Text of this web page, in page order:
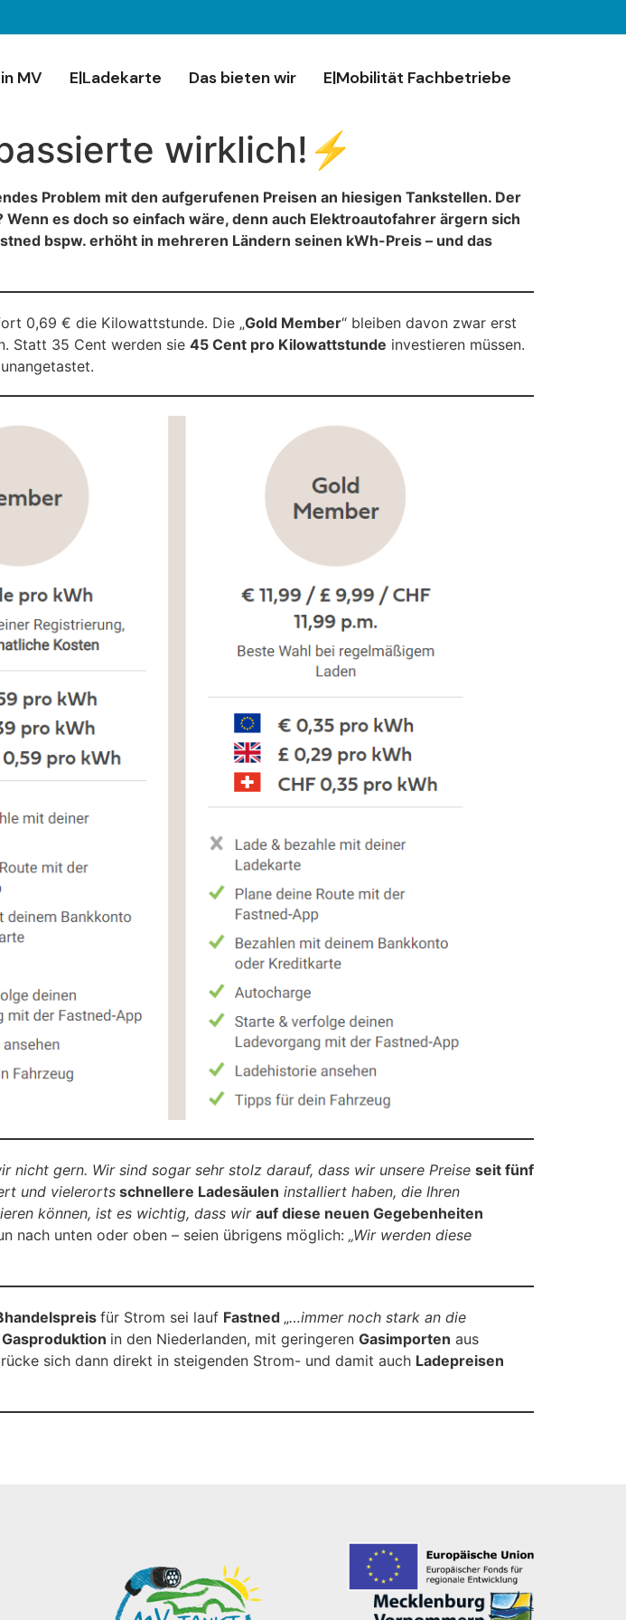
MV E|Ladekarte Das bieten wir E|Mobilität Fachbetriebe
wirklich!⚡
Problem mit den aufgerufenen Preisen an hiesigen Tankstellen. Der
es doch so einfach wäre, denn auch Elektroautofahrer ärgern sich
bspw. erhöht in mehreren Ländern seinen kWh-Preis – und das
0,69 € die Kilowattstunde. Die „Gold Member“ bleiben davon zwar erst
Statt 35 Cent werden sie 45 Cent pro Kilowattstunde investieren müssen.
nicht gern. Wir sind sogar sehr stolz darauf, dass wir unsere Preise seit fünf
und vielerorts schnellere Ladesäulen installiert haben, die Ihren
können, ist es wichtig, dass wirauf diese neuen Gegebenheiten
nach unten oder oben – seien übrigens möglich: „Wir werden diese
für Strom sei lauf Fastned „…immer noch stark an die
Gasproduktion in den Niederlanden, mit geringeren Gasimporten aus
sich dann direkt in steigenden Strom- und damit auch Ladepreisen